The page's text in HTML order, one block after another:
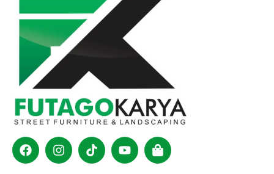
FacebookInstagram
TiktokYoutubeShopping-
bag